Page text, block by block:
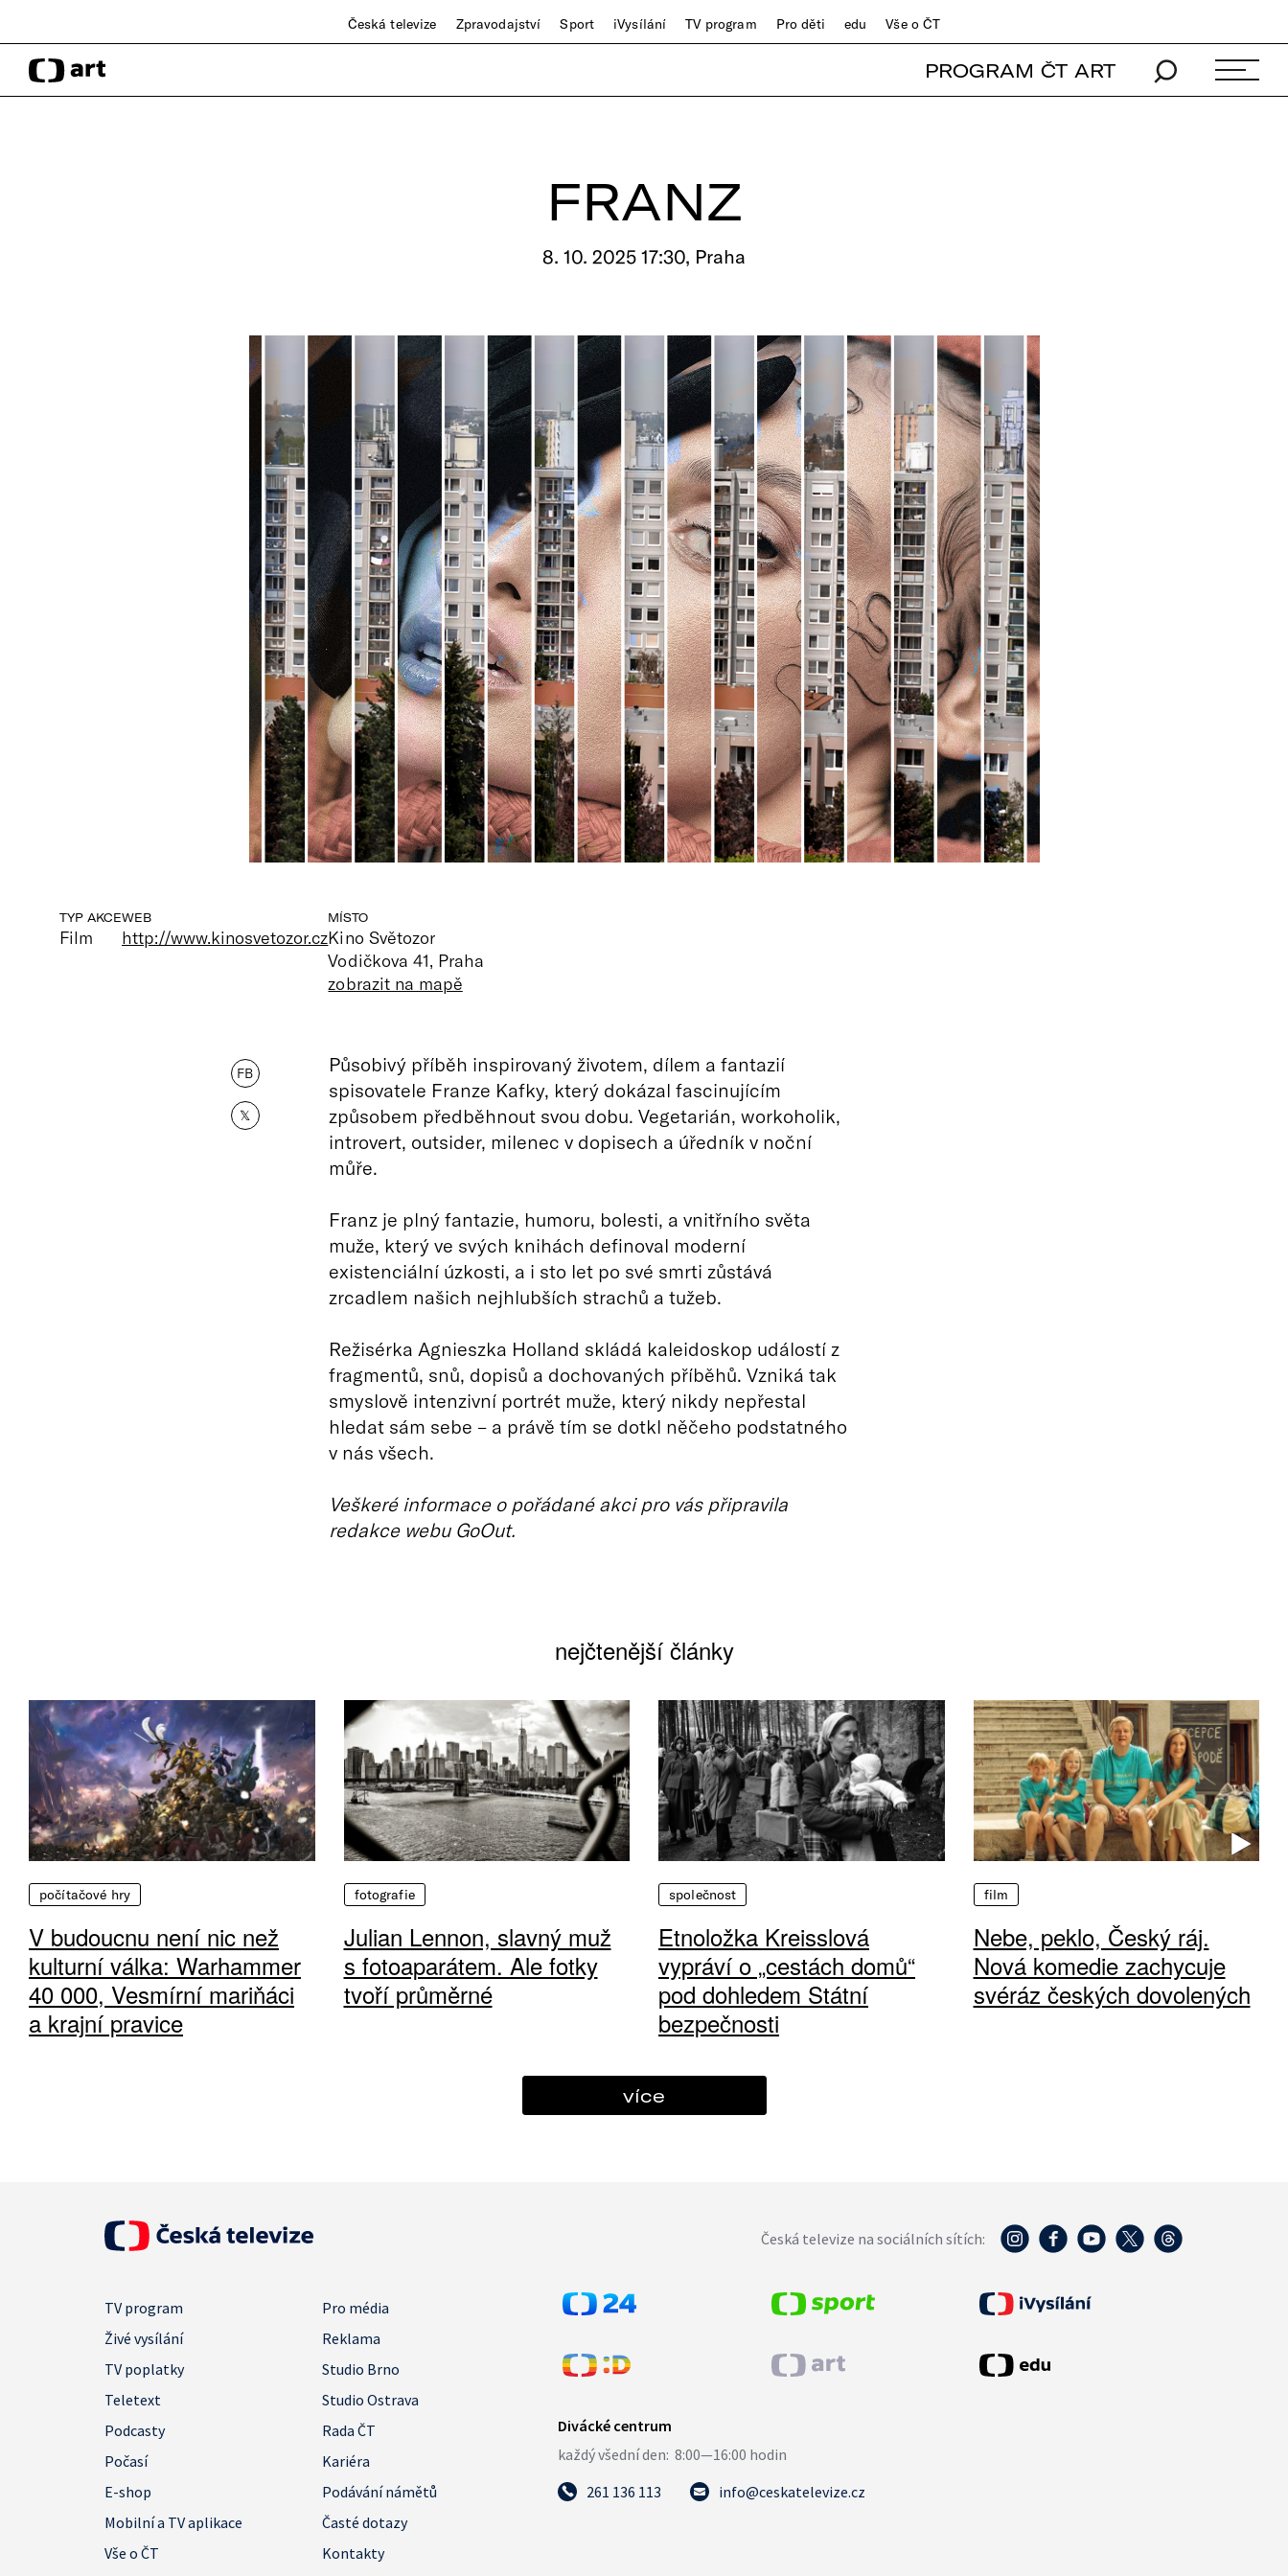
Česká televize Zpravodajství Sport iVysílání TV program Pro děti edu Vše o ČT
PROGRAM ČT ART
FRANZ
8. 10. 2025 17:30, Praha
TYP AKCE
Film
WEB
http://www.kinosvetozor.cz
MÍSTO
Kino Světozor
Vodičkova 41, Praha
zobrazit na mapě
FB
𝕏
Působivý příběh inspirovaný životem, dílem a fantazií
spisovatele Franze Kafky, který dokázal fascinujícím
způsobem předběhnout svou dobu. Vegetarián, workoholik,
introvert, outsider, milenec v dopisech a úředník v noční
můře.
Franz je plný fantazie, humoru, bolesti, a vnitřního světa
muže, který ve svých knihách definoval moderní
existenciální úzkosti, a i sto let po své smrti zůstává
zrcadlem našich nejhlubších strachů a tužeb.
Režisérka Agnieszka Holland skládá kaleidoskop událostí z
fragmentů, snů, dopisů a dochovaných příběhů. Vzniká tak
smyslově intenzivní portrét muže, který nikdy nepřestal
hledat sám sebe – a právě tím se dotkl něčeho podstatného
v nás všech.
Veškeré informace o pořádané akci pro vás připravila
redakce webu GoOut.
nejčtenější články
počítačové hry
V budoucnu není nic než
kulturní válka: Warhammer
40 000, Vesmírní mariňáci
a krajní pravice
fotografie
Julian Lennon, slavný muž
s fotoaparátem. Ale fotky
tvoří průměrné
společnost
Etnoložka Kreisslová
vypráví o „cestách domů“
pod dohledem Státní
bezpečnosti
film
Nebe, peklo, Český ráj.
Nová komedie zachycuje
svéráz českých dovolených
více
Česká televize na sociálních sítích:
TV program
Pro média
Živé vysílání
Reklama
TV poplatky
Studio Brno
Teletext
Studio Ostrava
Podcasty
Rada ČT
Počasí
Kariéra
E-shop
Podávání námětů
Mobilní a TV aplikace
Časté dotazy
Vše o ČT
Kontakty
261 136 113 info@ceskatelevize.cz